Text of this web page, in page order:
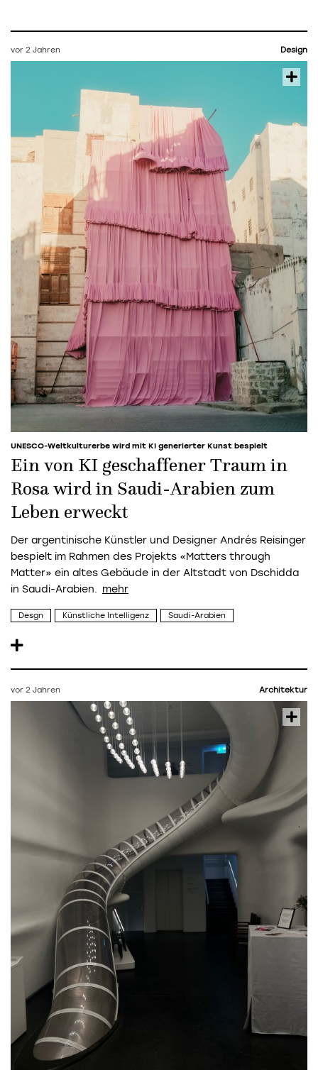
vor 2 Jahren Design
UNESCO-Weltkulturerbe wird mit KI generierter Kunst bespielt
Ein von KI geschaffener Traum in
Rosa wird in Saudi-Arabien zum
Leben erweckt
Der argentinische Künstler und Designer Andrés Reisinger
bespielt im Rahmen des Projekts «Matters through
Matter» ein altes Gebäude in der Altstadt von Dschidda
in Saudi-Arabien.
Desgn Künstliche Intelligenz Saudi-Arabien
vor 2 Jahren Architektur